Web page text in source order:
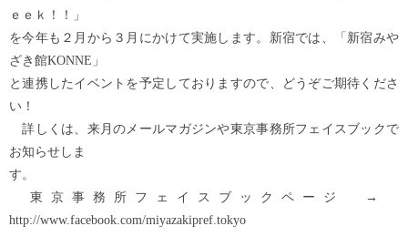
ｅｅｋ！！」
を今年も２月から３月にかけて実施します。新宿では、「新宿みや
ざき館KONNE」
と連携したイベントを予定しておりますので、どうぞご期待くださ
い！
詳しくは、来月のメールマガジンや東京事務所フェイスブックで
お知らせしま
す。
東京事務所フェイスブックページ →
http://www.facebook.com/miyazakipref.tokyo